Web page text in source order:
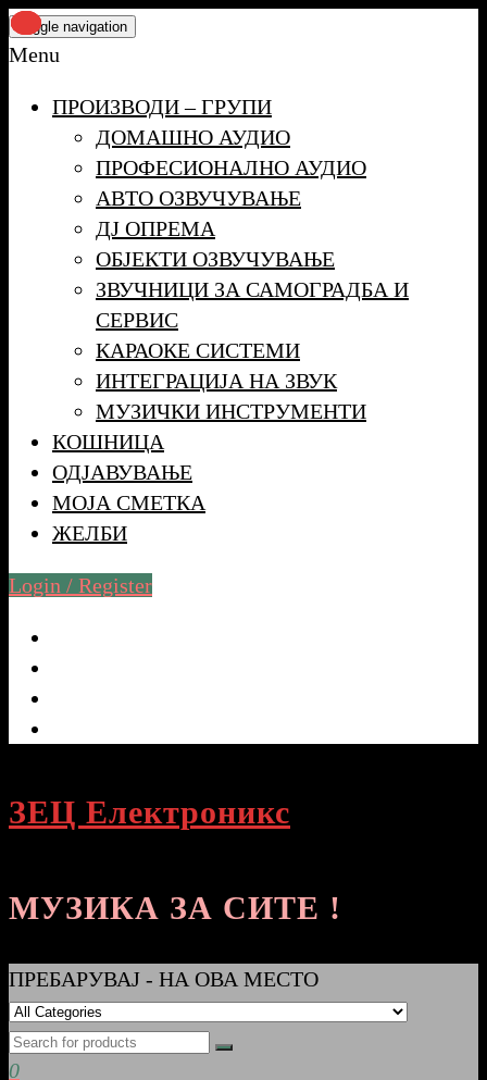
Skip
to
content
Toggle navigation
Menu
ПРОИЗВОДИ – ГРУПИ
ДОМАШНО АУДИО
ПРОФЕСИОНАЛНО АУДИО
АВТО ОЗВУЧУВАЊЕ
ДЈ ОПРЕМА
ОБЈЕКТИ ОЗВУЧУВАЊЕ
ЗВУЧНИЦИ ЗА САМОГРАДБА И
СЕРВИС
КАРАОКЕ СИСТЕМИ
ИНТЕГРАЦИЈА НА ЗВУК
МУЗИЧКИ ИНСТРУМЕНТИ
КОШНИЦА
ОДЈАВУВАЊЕ
МОЈА СМЕТКА
ЖЕЛБИ
Login / Register
ЗЕЦ Електроникс
МУЗИКА ЗА СИТЕ !
ПРЕБАРУВАЈ - НА ОВА МЕСТО
0